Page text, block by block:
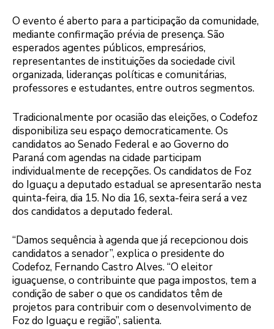
O evento é aberto para a participação da comunidade,
mediante confirmação prévia de presença. São
esperados agentes públicos, empresários,
representantes de instituições da sociedade civil
organizada, lideranças políticas e comunitárias,
professores e estudantes, entre outros segmentos.
Tradicionalmente por ocasião das eleições, o Codefoz
disponibiliza seu espaço democraticamente. Os
candidatos ao Senado Federal e ao Governo do
Paraná com agendas na cidade participam
individualmente de recepções. Os candidatos de Foz
do Iguaçu a deputado estadual se apresentarão nesta
quinta-feira, dia 15. No dia 16, sexta-feira será a vez
dos candidatos a deputado federal.
“Damos sequência à agenda que já recepcionou dois
candidatos a senador”, explica o presidente do
Codefoz, Fernando Castro Alves. “O eleitor
iguaçuense, o contribuinte que paga impostos, tem a
condição de saber o que os candidatos têm de
projetos para contribuir com o desenvolvimento de
Foz do Iguaçu e região”, salienta.